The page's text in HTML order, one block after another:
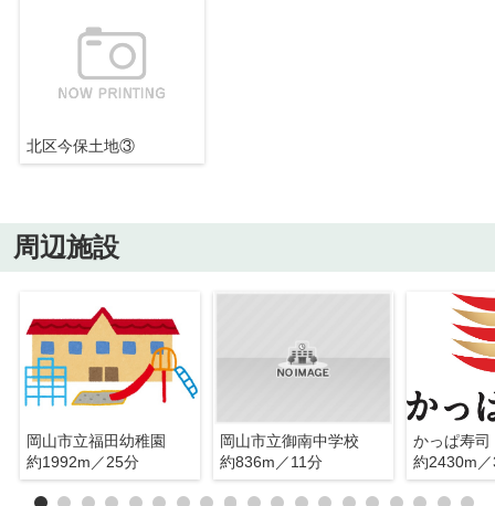
北区今保土地③
周辺施設
岡山市立福田幼稚園
約1992m／25分
岡山市立御南中学校
約836m／11分
かっぱ寿司
約2430m